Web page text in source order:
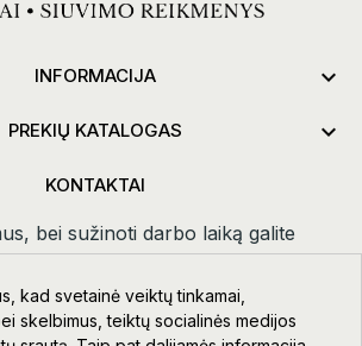
INFORMACIJA 
PREKIŲ KATALOGAS 
KONTAKTAI
bei sužinoti darbo laiką galite
paspauduskontaktai.
pr. 111-109, Klaipėda
kad svetainė veiktų tinkamai,
skelbimus, teiktų socialinės medijos